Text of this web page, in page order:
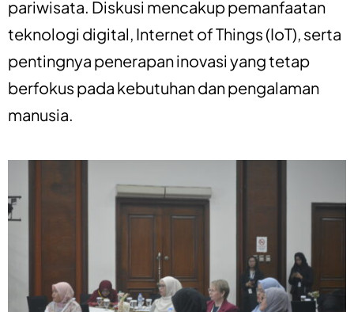
pariwisata. Diskusi mencakup pemanfaatan
teknologi digital, Internet of Things (IoT), serta
pentingnya penerapan inovasi yang tetap
berfokus pada kebutuhan dan pengalaman
manusia.